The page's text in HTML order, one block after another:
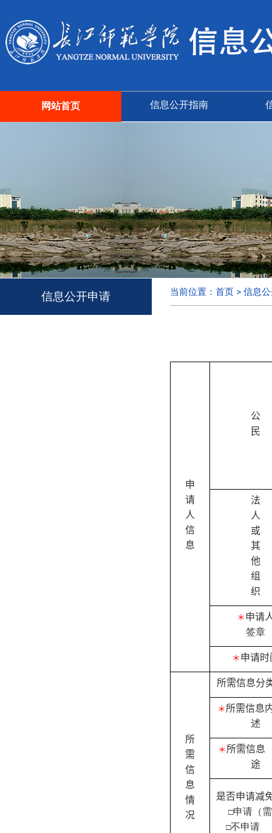
网站首页 信息公开指南
信息公开申请 当前位置： 首页 信息
申
请
人
信
息
公
民
法
人
或
其
他
组
织
＊ 申请
签章
＊ 申请时
所
需
信
息
情
况
所需信息分
＊ 所需信息
述
＊ 所需信
途
是否申请减
□申请（
□不申请